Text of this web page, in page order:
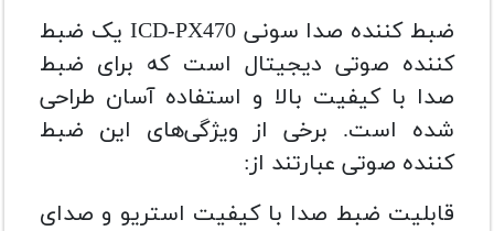
ضبط کننده صدا سونی ICD-PX470 یک ضبط
کننده صوتی دیجیتال است که برای ضبط
صدا با کیفیت بالا و استفاده آسان طراحی
شده است. برخی از ویژگی‌های این ضبط
کننده صوتی عبارتند از:
قابلیت ضبط صدا با کیفیت استریو و صدای